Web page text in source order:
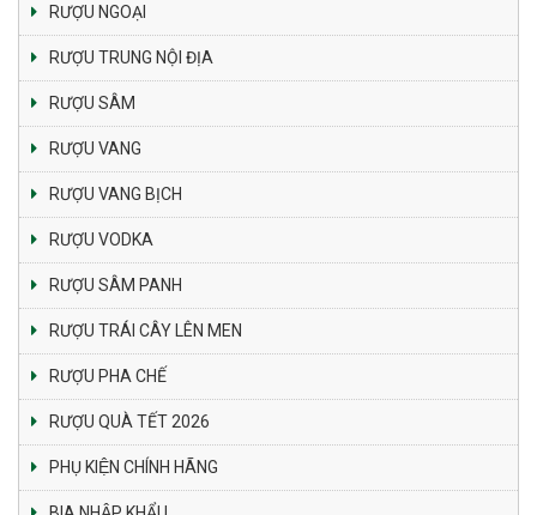
RƯỢU NGOẠI
RƯỢU TRUNG NỘI ĐỊA
RƯỢU SÂM
RƯỢU VANG
RƯỢU VANG BỊCH
RƯỢU VODKA
RƯỢU SÂM PANH
RƯỢU TRÁI CÂY LÊN MEN
RƯỢU PHA CHẾ
RƯỢU QUÀ TẾT 2026
PHỤ KIỆN CHÍNH HÃNG